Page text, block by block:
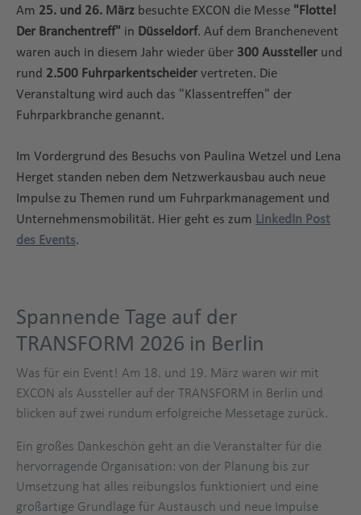
Am 25. und 26. März besuchte EXCON die Messe "Flotte!
Der Branchentreff" in Düsseldorf. Auf dem Branchenevent
waren auch in diesem Jahr wieder über 300 Ausstellerund
rund 2.500 Fuhrparkentscheidervertreten. Die
Veranstaltung wird auch das "Klassentreffen" der
Fuhrparkbranche genannt.
Im Vordergrund des Besuchs von Paulina Wetzel und Lena
Herget standen neben dem Netzwerkausbau auch neue
Impulse zu Themen rund um Fuhrparkmanagement und
Unternehmensmobilität. Hier geht es zum LinkedIn Post
des Events
Title
transform
Spannende Tage auf der
TRANSFORM 2026 in Berlin
Was für ein Event! Am 18. und 19. März waren wir mit
EXCON als Aussteller auf der TRANSFORM in Berlin und
blicken auf zwei rundum erfolgreiche Messetage zurück.
Ein großes Dankeschön geht an die Veranstalter für die
hervorragende Organisation: von der Planung bis zur
Umsetzung hat alles reibungslos funktioniert und eine
großartige Grundlage für Austausch und neue Impulse